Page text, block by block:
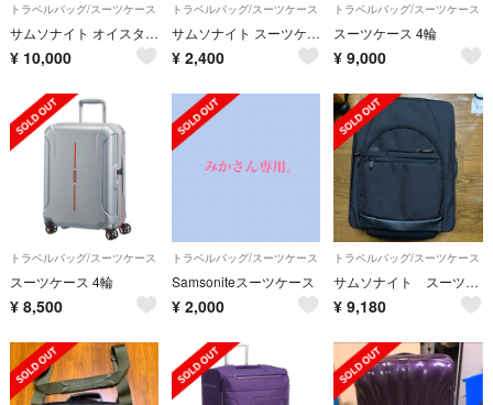
トラベルバッグ/スーツケース
サムソナイト オイスター スーツケース キャリーバッグ Samsonite
¥ 10,000
トラベルバッグ/スーツケース
サムソナイト スーツケース キャリーバッグ シルバーカラー 同梱不可
¥ 2,400
トラベルバッグ/スーツケース
スーツケース 4輪
¥ 9,000
トラベルバッグ/スーツケース
スーツケース 4輪
¥ 8,500
トラベルバッグ/スーツケース
Samsoniteスーツケース
¥ 2,000
トラベルバッグ/スーツケース
サムソナイト スーツケース
¥ 9,180